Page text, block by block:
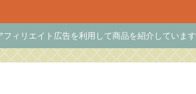
フィリエイト広告を利用して商品を紹介しています